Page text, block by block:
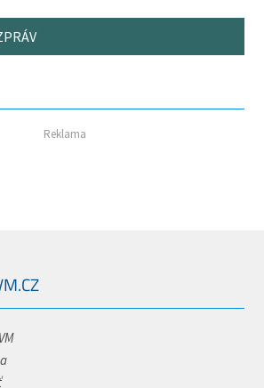
Reklama